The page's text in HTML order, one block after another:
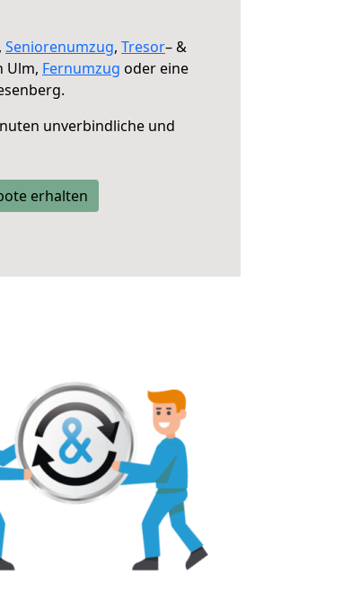
, Seniorenumzug, Tresor– &
Ulm, Fernumzug oder eine
unverbindliche und
erhalten